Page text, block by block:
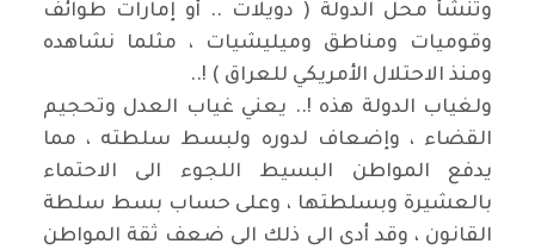
وتنشأ محل الدولة ( دويلات .. أو إمارات طوائف
وقوميات ومناطق وميليشيات ، مثلما نشاهده
ومنذ الاحتلال الأمريكي للعراق ) !..
ولغياب الدولة هذه !.. يعني غياب العدل وتحجيم
القضاء ، وإضعاف لدوره ولبسط سلطته ، مما
يدفع المواطن البسيط اللجوء الى الاحتماء
بالعشيرة وبسلطتها ، وعلى حساب بسط سلطة
القانون ، وقد أدى الى ذلك الى ضعف ثقة المواطن